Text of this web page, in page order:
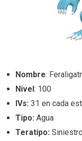
Nombre: Feraligatr
Nivel: 100
IVs: 31 en cada
Tipo: Agua
Teratipo: Siniestro